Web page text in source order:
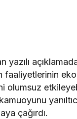
yazılı
faaliyetlerinin
olumsuz
çağırdı.